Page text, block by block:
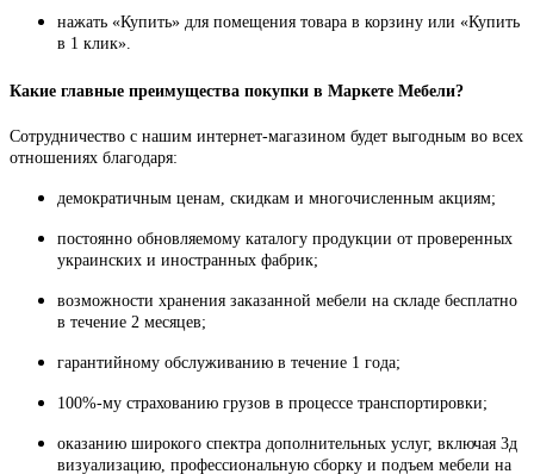
нажать «Купить» для помещения товара в корзину или «Купить
в 1 клик».
Какие главные преимущества покупки в Маркете Мебели?
Сотрудничество с нашим интернет-магазином будет выгодным во всех
отношениях благодаря:
демократичным ценам, скидкам и многочисленным акциям;
постоянно обновляемому каталогу продукции от проверенных
украинских и иностранных фабрик;
возможности хранения заказанной мебели на складе бесплатно
в течение 2 месяцев;
гарантийному обслуживанию в течение 1 года;
100%-му страхованию грузов в процессе транспортировки;
оказанию широкого спектра дополнительных услуг, включая 3д
визуализацию, профессиональную сборку и подъем мебели на